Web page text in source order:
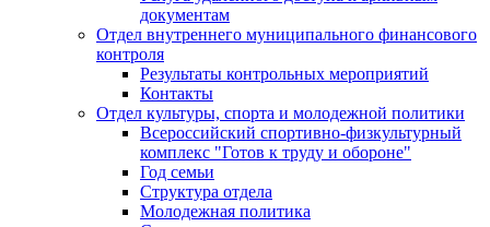
документам
Отдел внутреннего муниципального финансового
контроля
Результаты контрольных мероприятий
Контакты
Отдел культуры, спорта и молодежной политики
Всероссийский спортивно-физкультурный
комплекс "Готов к труду и обороне"
Год семьи
Структура отдела
Молодежная политика